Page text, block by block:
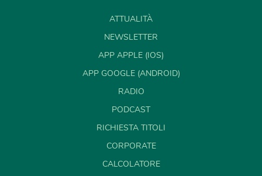
ATTUALITÀ
NEWSLETTER
APP APPLE (IOS)
APP GOOGLE (ANDROID)
RADIO
PODCAST
RICHIESTA TITOLI
CORPORATE
CALCOLATORE